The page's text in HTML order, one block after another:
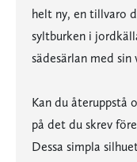
helt ny, en tillvaro
syltburken i
sädesärlan med
Kan du återuppstå
på det du skrev
Dessa simpla